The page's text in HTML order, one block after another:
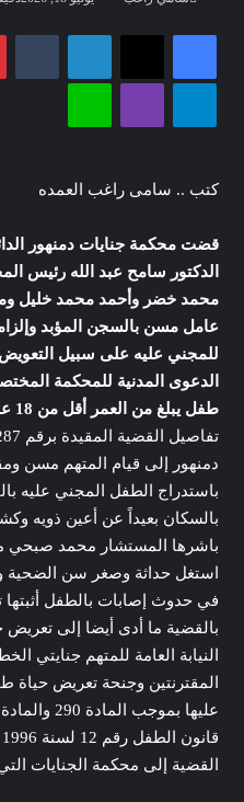
فيسبوك‫X لينكدإن
تيلقرام ڤايبر لاين
كتب .. سامى راغب العمده
قضت محكمة جنايات دمنهور
الدكتور سامح عبد الله رئيس
محمد خضر وأحمد محمد خليل
عامل مسن بالسجن المؤبد
للمجني عليه على سبيل
الدعوى المدنية للمحكمة
طفل يبلغ من العمر أقل من 18 عامًا بمركز الدلنجات
دمنهور إلى قيام المتهم مسن
باستدراج الطفل المجني عليه
بالسكان بعيداً عن أعين ذويه
باشرها المستشار محمد صبحي
استغل حداثة وصغر سن الضحية
في حدوث إصابات بالطفل
بالقضية ما أدى أيضا إلى
النيابة العامة للمتهم جنايتي
المقترنتين وجنحة تعريض
القضية إلى محكمة الجنايات